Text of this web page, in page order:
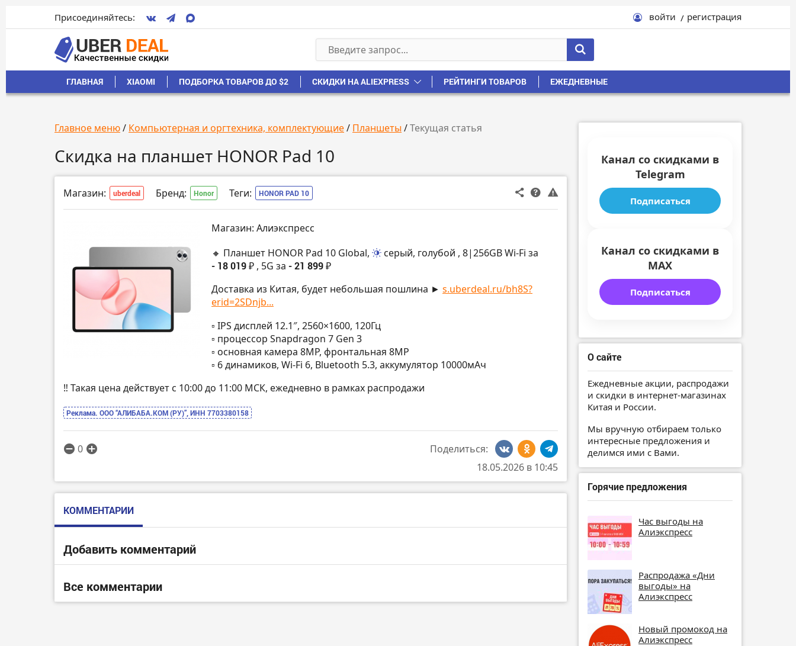
Присоединяйтесь: войти регистрация
ГЛАВНАЯ XIAOMI ПОДБОРКА ТОВАРОВ ДО $2 СКИДКИ НА ALIEXPRESS РЕЙТИНГИ ТОВАРОВ ЕЖЕДНЕВНЫЕ
Главное меню/ Компьютерная и оргтехника, комплектующие/ Планшеты /Текущая статья
Скидка на планшет HONOR Pad 10
Магазин: uberdeal Бренд: Honor Теги: HONOR PAD 10
Магазин: Алиэкспресс
🔸 Планшет HONOR Pad 10 Global,
серый, голубой , 8|256GB Wi-Fi за
- 18 019 ₽ , 5G за - 21 899 ₽
Доставка из Китая, будет небольшая пошлина ► s.uberdeal.ru/bh8S?
erid=2SDnjb...
▫️ IPS дисплей 12.1″, 2560×1600, 120Гц
▫️ процессор Snapdragon 7 Gen 3
▫️ основная камера 8MP, фронтальная 8MP
▫️ 6 динамиков, Wi-Fi 6, Bluetooth 5.3, аккумулятор 10000мАч
‼️ Такая цена действует с 10:00 до 11:00 МСК, ежедневно в рамках распродажи
Реклама. ООО “АЛИБАБА.КОМ (РУ)”, ИНН 7703380158
0
Поделиться:
18.05.2026 в 10:45
КОММЕНТАРИИ
Добавить комментарий
Все комментарии
Канал со скидками в
Telegram
Подписаться
Канал со скидками в
MAX
Подписаться
О сайте
Ежедневные акции, распродажи
и скидки в интернет-магазинах
Китая и России.
Мы вручную отбираем только
интересные предложения и
делимся ими с Вами.
Горячие предложения
Час выгоды на
Алиэкспресс
Распродажа «Дни
выгоды» на
Алиэкспресс
Новый промокод на
Алиэкспресс